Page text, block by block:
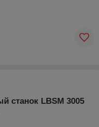
станок LBSM 3005